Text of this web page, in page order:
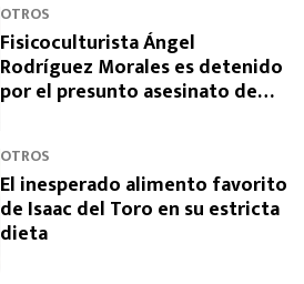
OTROS
Fisicoculturista Ángel
Rodríguez Morales es detenido
por el presunto asesinato de
OTROS
El inesperado alimento favorito
de Isaac del Toro en su estricta
dieta